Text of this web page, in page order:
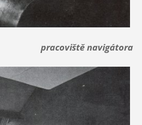
pracoviště navigátora